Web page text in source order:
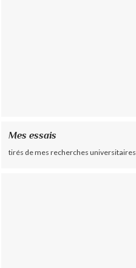
Mes essais
tirés de mes recherches universitaires